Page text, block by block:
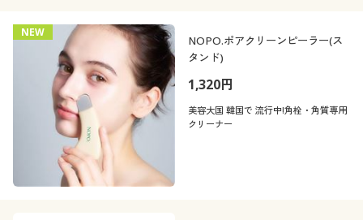
NEW
NOPO.ポアクリーンピーラー(ス
タンド)
1,320円
美容大国 韓国で 流行中!角栓・角質専用
クリーナー